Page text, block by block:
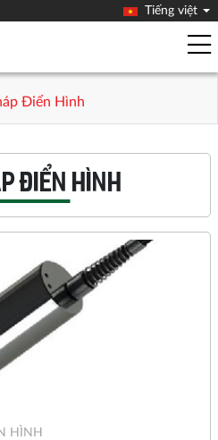
Tiếng việt
Điển Hình
ĐIỂN HÌNH
HÌNH